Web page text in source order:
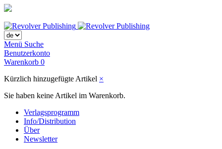
Menü Suche
Benutzerkonto
Warenkorb 0
Kürzlich hinzugefügte Artikel ×
Sie haben keine Artikel im Warenkorb.
Verlagsprogramm
Info/Distribution
Über
Newsletter